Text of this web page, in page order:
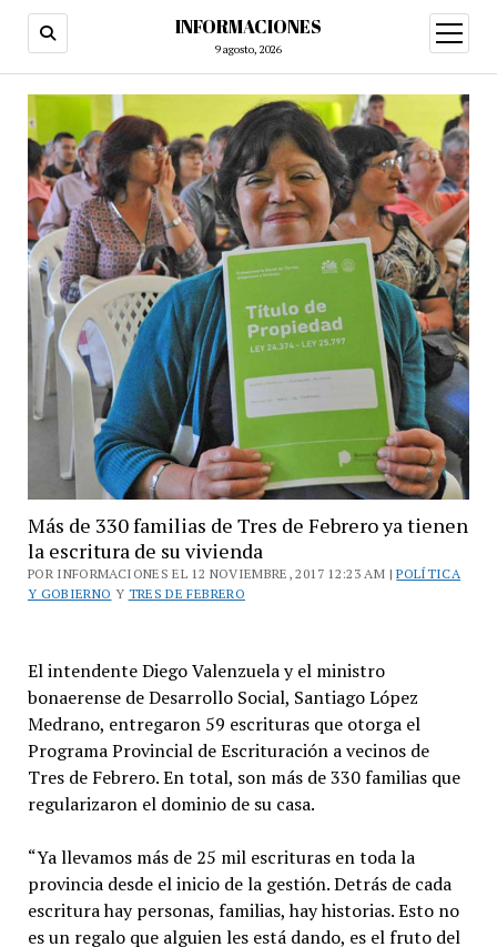
INFORMACIONES
9 agosto, 2026
abrir
menú
Más de 330 familias de Tres de Febrero ya tienen
la escritura de su vivienda
POR INFORMACIONES EL 12 NOVIEMBRE, 2017 12:23 AM |POLÍTICA
Y GOBIERNO Y TRES DE FEBRERO
El intendente Diego Valenzuela y el ministro
bonaerense de Desarrollo Social, Santiago López
Medrano, entregaron 59 escrituras que otorga el
Programa Provincial de Escrituración a vecinos de
Tres de Febrero. En total, son más de 330 familias que
regularizaron el dominio de su casa.
“Ya llevamos más de 25 mil escrituras en toda la
provincia desde el inicio de la gestión. Detrás de cada
escritura hay personas, familias, hay historias. Esto no
es un regalo que alguien les está dando, es el fruto del